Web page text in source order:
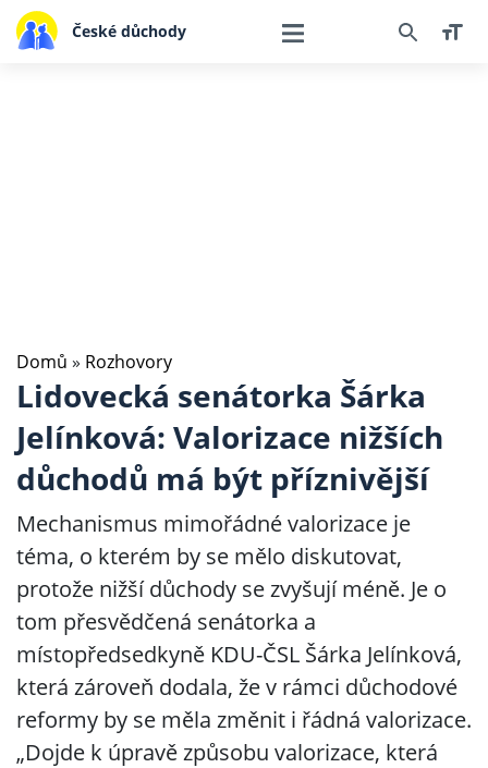
České důchody
Domů » Rozhovory
Lidovecká senátorka Šárka
Jelínková: Valorizace nižších
důchodů má být příznivější
Mechanismus mimořádné valorizace je
téma, o kterém by se mělo diskutovat,
protože nižší důchody se zvyšují méně. Je o
tom přesvědčená senátorka a
místopředsedkyně KDU-ČSL Šárka Jelínková,
která zároveň dodala, že v rámci důchodové
reformy by se měla změnit i řádná valorizace.
„Dojde k úpravě způsobu valorizace, která